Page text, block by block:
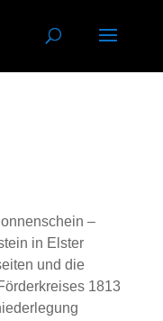
–
in Elster
und die
1813